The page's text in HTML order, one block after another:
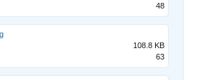
48
108.8 KB
63